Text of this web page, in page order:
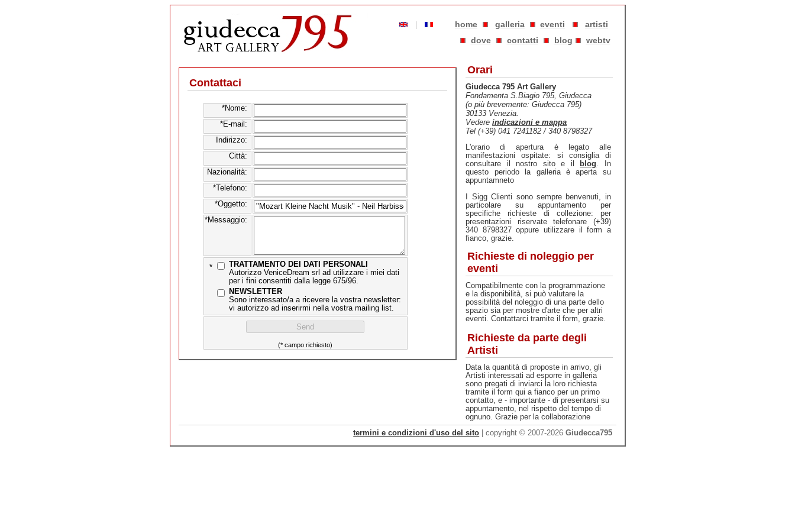
| home galleria eventi
artisti
dove
contatti blog webtv
Orari
Giudecca 795 Art Gallery
Fondamenta S.Biagio 795, Giudecca
(o più brevemente: Giudecca 795)
30133 Venezia.
Vedereindicazioni e mappa
Tel (+39) 041 7241182 / 340 8798327
L'orario di apertura è legato alle
manifestazioni ospitate: si consiglia di
consultare il nostro sito e il
blog . In
questo periodo la galleria è aperta su
appuntamneto
I Sigg Clienti sono sempre benvenuti, in
particolare su appuntamento per
specifiche richieste di collezione: per
presentazioni riservate telefonare (+39)
340 8798327 oppure utilizzare il form a
fianco, grazie.
Richieste di noleggio per
eventi
Compatibilmente con la programmazione
e la disponibilità, si può valutare la
possibilità del noleggio di una parte dello
spazio sia per mostre d'arte che per altri
eventi. Contattarci tramite il form, grazie.
Richieste da parte degli
Artisti
Data la quantità di proposte in arrivo, gli
Artisti interessati ad esporre in galleria
sono pregati di inviarci la loro richiesta
tramite il form qui a fianco per un primo
contatto, e - importante - di presentarsi su
appuntamento, nel rispetto del tempo di
ognuno. Grazie per la collaborazione
Contattaci
*Nome:
*E-mail:
Indirizzo:
Città:
Nazionalità:
*Telefono:
*Oggetto:
*Messaggio:
*
TRATTAMENTO DEI DATI PERSONALI
Autorizzo VeniceDream srl ad utilizzare i miei dati
per i fini consentiti dalla legge 675/96.
NEWSLETTER
Sono interessato/a a ricevere la vostra newsletter:
vi autorizzo ad inserirmi nella vostra mailing list.
(* campo richiesto)
termini e condizioni d'uso del sito | copyright © 2007-2026Giudecca795